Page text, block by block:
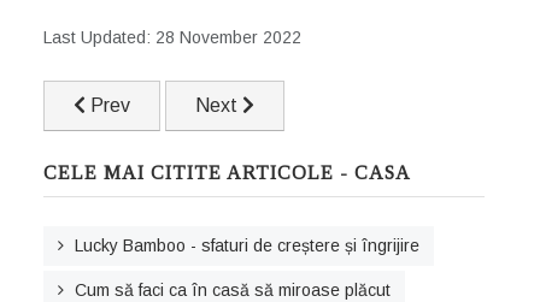
Last Updated: 28 November 2022
Previous article: Modalități de a respira aer mai curat
Prev Next article: Cum să faci ca pantofii să
Next
CELE MAI CITITE ARTICOLE - CASA
Lucky Bamboo - sfaturi de creștere și îngrijire
Cum să faci ca în casă să miroase plăcut